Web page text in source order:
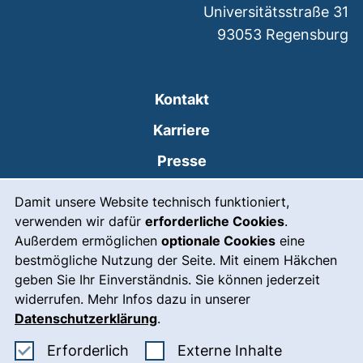
Damit unsere Website technisch funktioniert,
verwenden wir dafür erforderliche Cookies.
Außerdem ermöglichen optionale Cookies eine
bestmögliche Nutzung der Seite. Mit einem Häkchen
geben Sie Ihr Einverständnis. Sie können jederzeit
widerrufen. Mehr Infos dazu in unserer
Datenschutzerklärung.
Erforderlich Erforderliche Cookies akzeptieren
Externe Inhalte: Externe
Kontakt
Karriere
Presse
Leichte Sprache
Gebärdensprache
Notfall(externer Link, öffnet
Impressum
Barrierefreiheit
Universitätsstraße 31
93053 Regensburg